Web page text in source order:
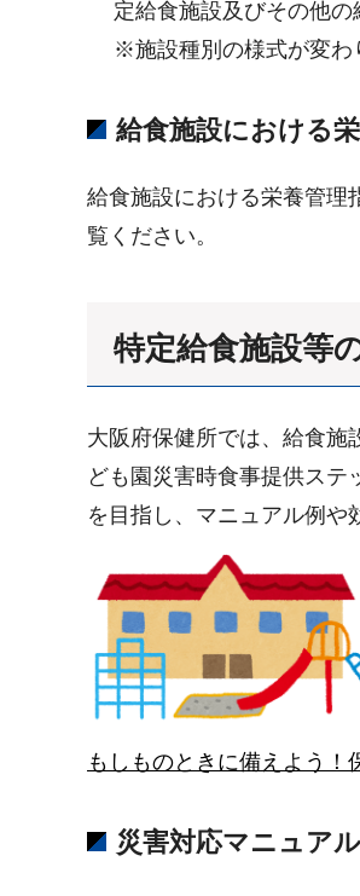
定給食施設及びその他の
※施設種別の様式が変わ
給食施設における
給食施設における栄養管理
覧ください。
特定給食施設等
大阪府保健所では、給食施
ども園災害時食事提供ス
を目指し、マニュアル例や
もしものときに備えよう
災害対応マニュア